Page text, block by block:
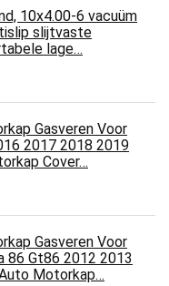
10x4.00-6 vacuüm
slijtvaste
lage…
Gasveren Voor
2017 2018 2019
Cover…
Gasveren Voor
86 Gt86 2012 2013
Motorkap…